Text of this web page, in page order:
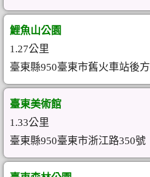
鯉魚山公園
1.27公里
臺東縣950臺東市舊火車站後方
臺東美術館
1.33公里
臺東縣950臺東市浙江路350號